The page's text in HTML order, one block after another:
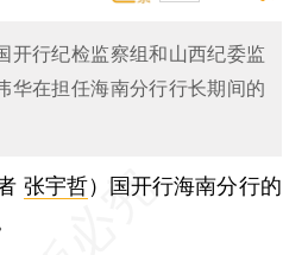
开行纪检监察组和山西纪委监
华在担任海南分行行长期间的
张宇哲） 国开行海南分行的